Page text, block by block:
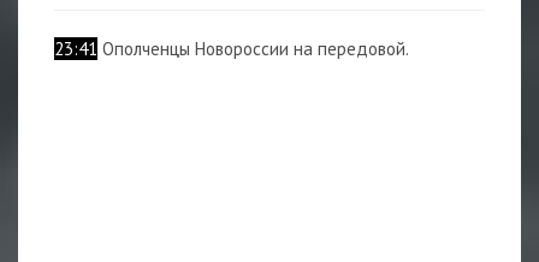
23:41 Ополченцы Новороссии на передовой.